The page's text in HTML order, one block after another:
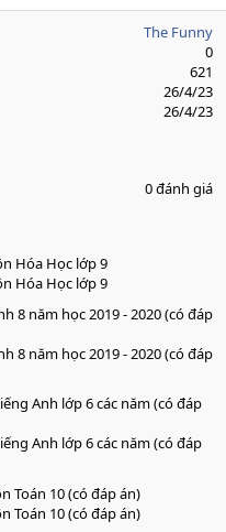
The Funny
0
621
26/4/23
26/4/23
0 đánh giá
Hóa Học lớp 9
Hóa Học lớp 9
8 năm học 2019 - 2020 (có đáp
8 năm học 2019 - 2020 (có đáp
Anh lớp 6 các năm (có đáp
Anh lớp 6 các năm (có đáp
Toán 10 (có đáp án)
Toán 10 (có đáp án)